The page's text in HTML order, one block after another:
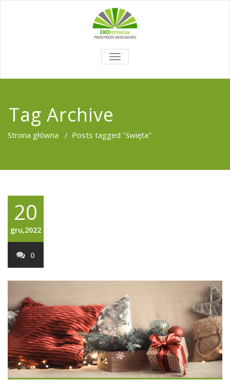
TOGGLE
NAVIGATION
Tag Archive
Strona główna / Posts tagged "święta"
20
gru,2022
0